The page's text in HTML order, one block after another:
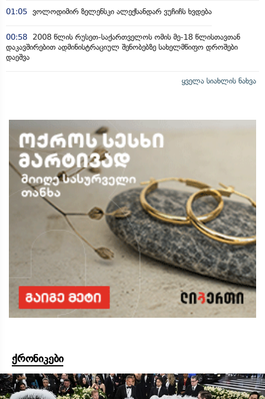
01:05 ვოლოდიმირ ზელენსკი ალექსანდარ ვუჩიჩს ხვდება
00:58
2008 წლის რუსეთ-საქართველოს ომის მე-18 წლისთავთან
დაკავშირებით ადმინისტრაციულ შენობებზე სახელმწიფო დროშები
დაეშვა
ყველა სიახლის ნახვა
ქრონიკები